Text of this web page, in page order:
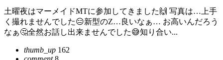
土曜夜はマーメイドMTに参加してきました🙌 写真は…上手
く撮れませんでした😑新型のZ…良いなぁ… お高いんだろう
なぁ🤔全然お話し出来ませんでした😅知り合い...
thumb_up 162